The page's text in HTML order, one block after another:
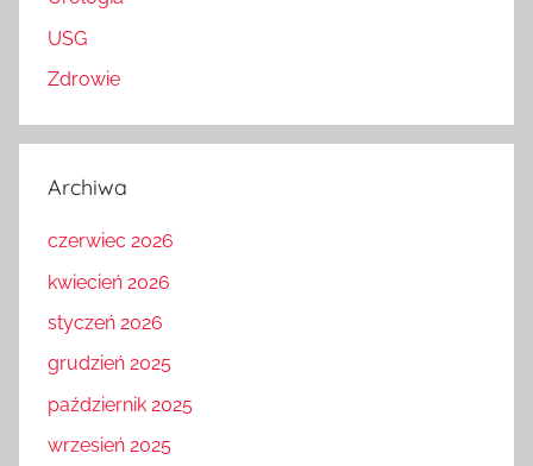
USG
Zdrowie
Archiwa
czerwiec 2026
kwiecień 2026
styczeń 2026
grudzień 2025
październik 2025
wrzesień 2025